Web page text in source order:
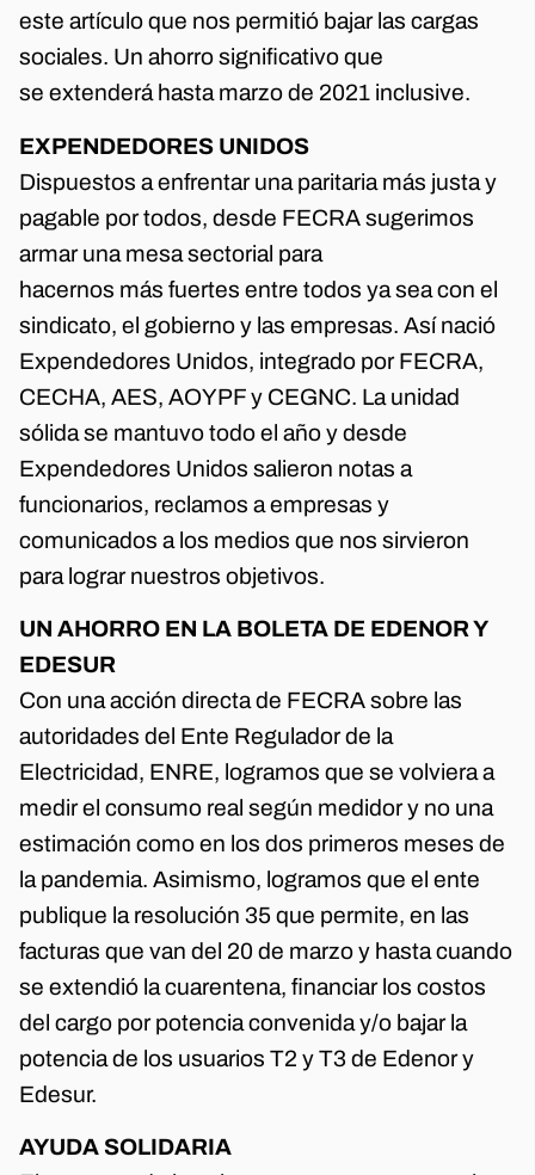
este artículo que nos permitió bajar las cargas
sociales. Un ahorro significativo que
se extenderá hasta marzo de 2021 inclusive.
EXPENDEDORES UNIDOS
Dispuestos a enfrentar una paritaria más justa y
pagable por todos, desde FECRA sugerimos
armar una mesa sectorial para
hacernos más fuertes entre todos ya sea con el
sindicato, el gobierno y las empresas. Así nació
Expendedores Unidos, integrado por FECRA,
CECHA, AES, AOYPF y CEGNC. La unidad
sólida se mantuvo todo el año y desde
Expendedores Unidos salieron notas a
funcionarios, reclamos a empresas y
comunicados a los medios que nos sirvieron
para lograr nuestros objetivos.
UN AHORRO EN LA BOLETA DE EDENOR Y
EDESUR
Con una acción directa de FECRA sobre las
autoridades del Ente Regulador de la
Electricidad, ENRE, logramos que se volviera a
medir el consumo real según medidor y no una
estimación como en los dos primeros meses de
la pandemia. Asimismo, logramos que el ente
publique la resolución 35 que permite, en las
facturas que van del 20 de marzo y hasta cuando
se extendió la cuarentena, financiar los costos
del cargo por potencia convenida y/o bajar la
potencia de los usuarios T2 y T3 de Edenor y
Edesur.
AYUDA SOLIDARIA